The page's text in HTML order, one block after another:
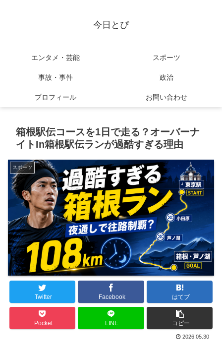
今日とぴ
エンタメ・芸能 スポーツ
事故・事件 政治
プロフィール お問い合わせ
箱根駅伝コースを1日で走る？オーバーナ
イトIn箱根駅伝ランが過酷すぎる理由
スポーツ
Twitter Facebook はてブ
Pocket LINE コピー
2026.05.30